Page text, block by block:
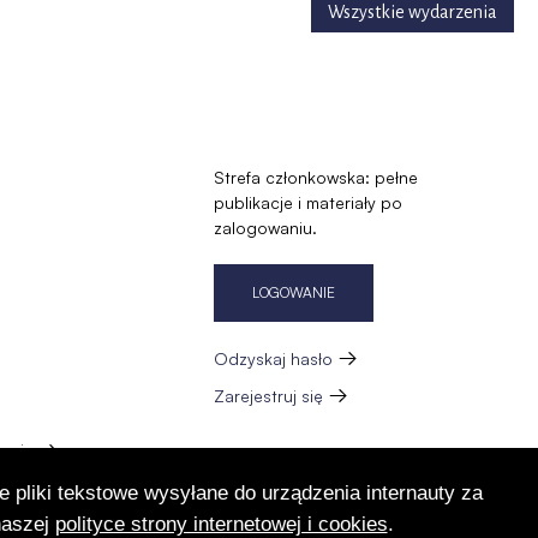
tekstowe wysyłane do urządzenia internauty za
polityce strony internetowej i cookies.
Wszystkie wydarzenia
Strefa członkowska: pełne
publikacje i materiały po
zalogowaniu.
LOGOWANIE
Odzyskaj hasło
Zarejestruj się